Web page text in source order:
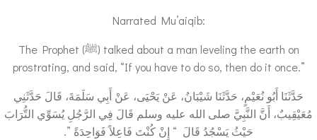
Narrated Mu’aiqib:
The Prophet (ﷺ) talked about a man leveling the earth on
prostrating, and said, “If you have to do so, then do it once.”
حَدَّثَنَا أَبُو نُعَيْمٍ، حَدَّثَنَا شَيْبَانُ، عَنْ يَحْيَى، عَنْ أَبِي سَلَمَةَ، قَالَ حَدَّثَنِي
مُعَيْقِيبٌ، أَنَّ النَّبِيَّ صلى الله عليه وسلم قَالَ فِي الرَّجُلِ يُسَوِّي التُّرَابَ
حَيْثُ يَسْجُدُ قَالَ ‏ “‏ إِنْ كُنْتَ فَاعِلاً فَوَاحِدَةً ‏”‏‏.